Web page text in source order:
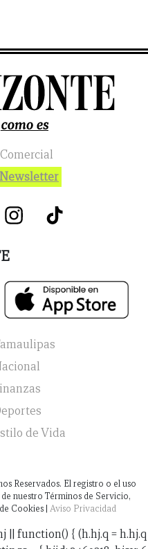
Newsletter
de Vida
Reservados. El registro o el uso
nuestro Términos de Servicio,
Cookies | Aviso Privacidad
|| function() { (h.hj.q = h.hj.q